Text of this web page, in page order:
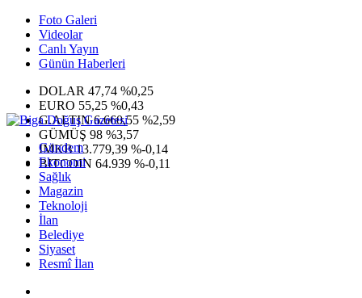
Foto Galeri
Videolar
Canlı Yayın
Günün Haberleri
DOLAR 47,74 %0,25
EURO 55,25 %0,43
G.ALTIN6.660,55 %2,59
GÜMÜŞ 98 %3,57
IMKB13.779,39 %-0,14
BITCOIN 64.939 %-0,11
Gündem
Ekonomi
Sağlık
Magazin
Teknoloji
İlan
Belediye
Siyaset
Resmî İlan